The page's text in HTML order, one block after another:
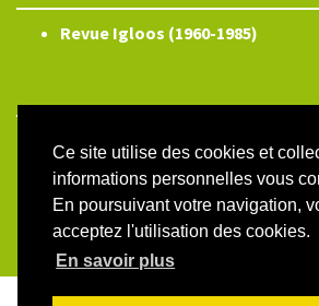
Ce site utilise des cookies et
informations personnelles vous
En poursuivant votre navigation,
acceptez l'utilisation des cookies.
En savoir plus
Revue Igloos (1960-1985)
ISSN électronique 2804-
Plan du site
Créé et hébergé par Chapitre 9—Édité
réservé